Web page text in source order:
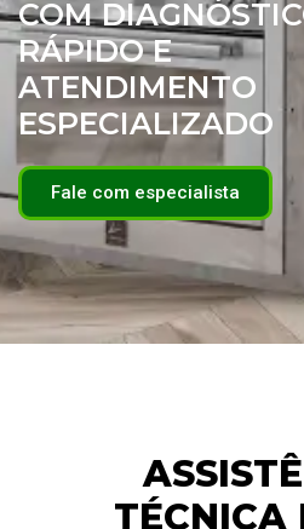
COM
RÁPIDO E
ATENDIMENTO
ESPECIALIZADO
Fale com especialista
TÉCNICA